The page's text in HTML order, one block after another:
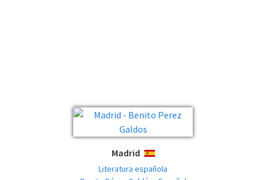
Madrid ESPAÑOL
Literatura española